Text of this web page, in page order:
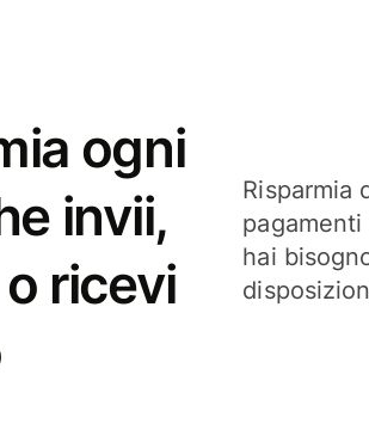
ogni
invii,
ricevi
Risparmia
hai